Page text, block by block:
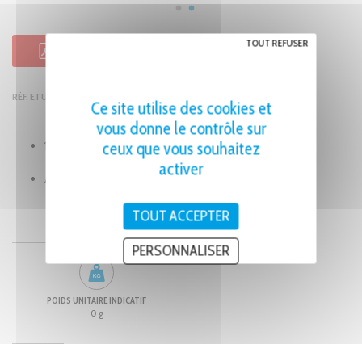
RÉF. ETUI DE 13 ALÉSOIRS DE BUSE FLAMMES - MITC813
13 alésoirs de 8 cm de longueur
Alésoir dimensions 6-26 pour trous dimensions 77-49
POIDS UNITAIRE INDICATIF
0 g
Ce site utilise des cookies et
vous donne le contrôle sur
ceux que vous souhaitez
activer
TOUT ACCEPTER
TOUT REFUSER
PERSONNALISER